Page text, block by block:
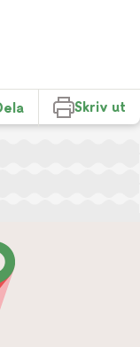
Skriv ut